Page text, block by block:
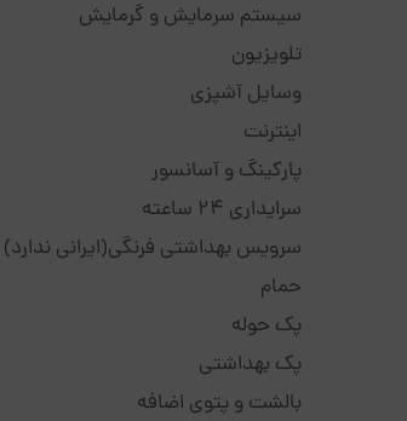
سیستم سرمایش و گرمایش
تلویزیون
وسایل آشپزی
اینترنت
پارکینگ و آسانسور
سرایداری ۲۴ ساعته
سرویس بهداشتی فرنگی(ایرانی ندارد)
حمام
پک حوله
پک بهداشتی
بالشت و پتوی اضافه